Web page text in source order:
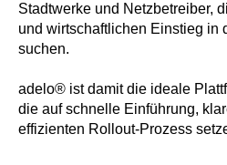
Stadtwerke und Netzbetreiber,
und wirtschaftlichen Einstieg in
suchen.
adelo® ist damit die ideale
die auf schnelle Einführung,
effizienten Rollout-Prozess